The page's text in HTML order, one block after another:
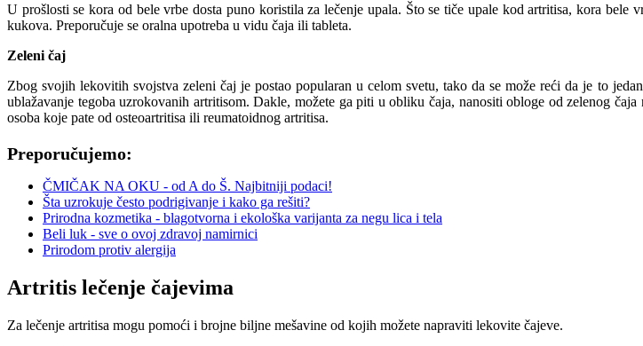
U prošlosti se kora od bele vrbe dosta puno koristila za lečenje upala. Što se tiče upale kod artritisa, kora
kukova. Preporučuje se oralna upotreba u vidu čaja ili tableta.
Zeleni čaj
Zbog svojih lekovitih svojstva zeleni čaj je postao popularan u celom svetu, tako da se može reći da je to
ublažavanje tegoba uzrokovanih artritisom. Dakle, možete ga piti u obliku čaja, nanositi obloge od zelenog
osoba koje pate od osteoartritisa ili reumatoidnog artritisa.
Preporučujemo:
ČMIČAK NA OKU - od A do Š. Najbitniji podaci!
Šta uzrokuje često podrigivanje i kako ga rešiti?
Prirodna kozmetika - blagotvorna i ekološka varijanta za negu lica i tela
Beli luk - sve o ovoj zdravoj namirnici
Prirodom protiv alergija
Artritis lečenje čajevima
Za lečenje artritisa mogu pomoći i brojne biljne mešavine od kojih možete napraviti lekovite čajeve.